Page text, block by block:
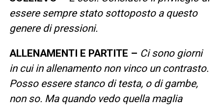
essere sempre stato sottoposto a questo
genere di pressioni.
ALLENAMENTI E PARTITE – Ci sono giorni
in cui in allenamento non vinco un contrasto.
Posso essere stanco di testa, o di gambe,
non so. Ma quando vedo quella maglia